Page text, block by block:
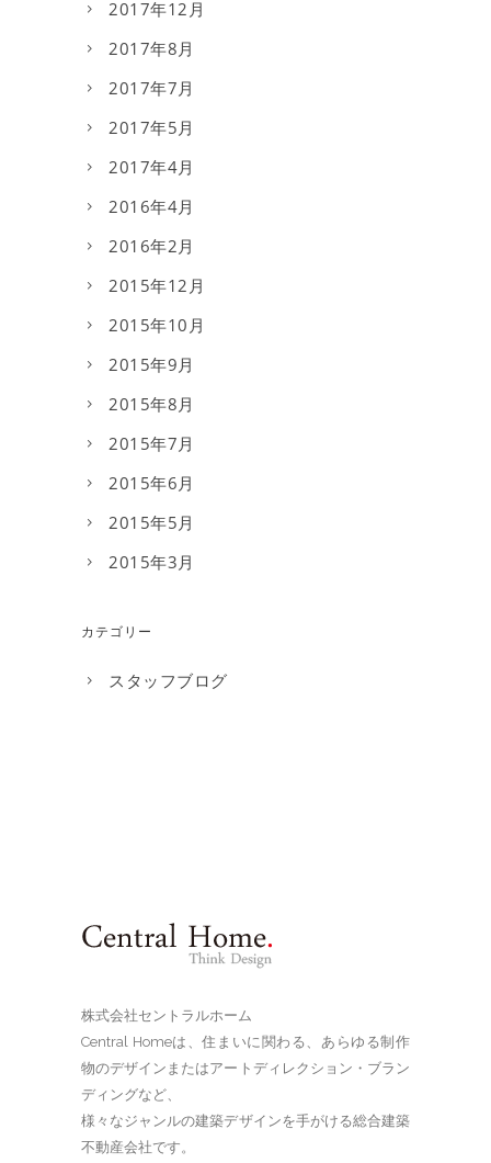
2017年12月
2017年8月
2017年7月
2017年5月
2017年4月
2016年4月
2016年2月
2015年12月
2015年10月
2015年9月
2015年8月
2015年7月
2015年6月
2015年5月
2015年3月
カテゴリー
スタッフブログ
株式会社セントラルホーム
Central Homeは、住まいに関わる、あらゆる制作
物のデザインまたはアートディレクション・ブラン
ディングなど、
様々なジャンルの建築デザインを手がける総合建築
不動産会社です。